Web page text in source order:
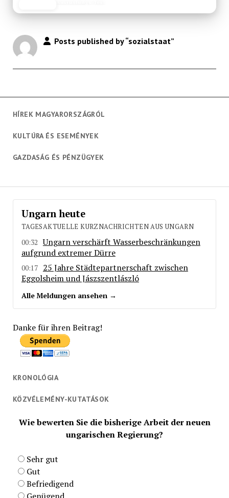
HÍREK MAGYARORSZÁGRÓL
KULTÚRA ÉS ESEMÉNYEK
GAZDASÁG ÉS PÉNZÜGYEK
Posts published by “sozialstaat”
Ungarn heute
TAGESAKTUELLE KURZNACHRICHTEN AUS UNGARN
00:32
Ungarn verschärft Wasserbeschränkungen
aufgrund extremer Dürre
00:17
25 Jahre Städtepartnerschaft zwischen
Eggolsheim und Jászszentlászló
Alle Meldungen ansehen →
Danke für ihren Beitrag!
KRONOLÓGIA
KÖZVÉLEMÉNY-KUTATÁSOK
Wie bewerten Sie die bisherige Arbeit der neuen
ungarischen Regierung?
Sehr gut
Gut
Befriedigend